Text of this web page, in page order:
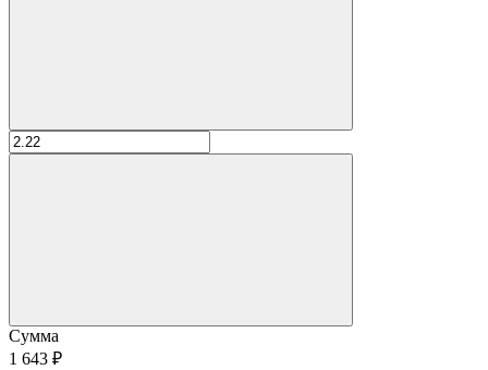
Сумма
1 643 ₽